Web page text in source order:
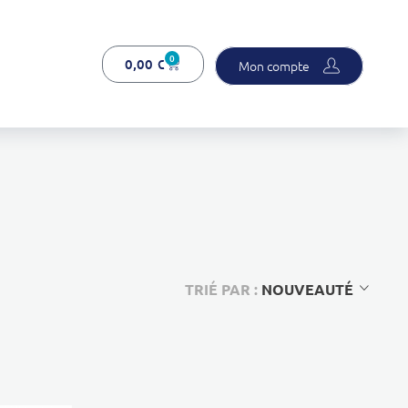
0,00 € 0 Mon compte
TRIÉ PAR : NOUVEAUTÉ